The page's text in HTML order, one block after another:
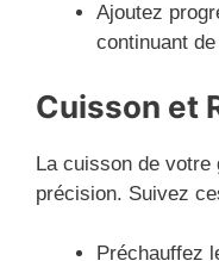
Ajoutez
continuant
Cuisson et
La cuisson de votre
précision. Suivez
Préchauffez